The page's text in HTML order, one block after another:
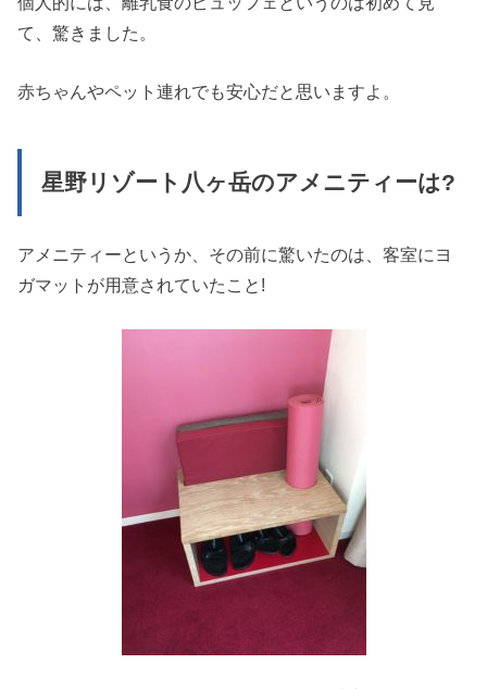
て、驚きました。
赤ちゃんやペット連れでも安心だと思いますよ。
星野リゾート八ヶ岳のアメニティーは?
アメニティーというか、その前に驚いたのは、客室にヨ
ガマットが用意されていたこと!